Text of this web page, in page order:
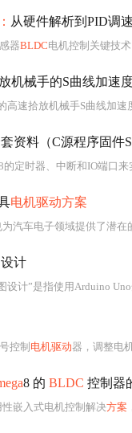
： 从硬件解析到PID调
器BLDC电机控制关键技术
机械手的S曲线加速
资料（C源程序固件
的定时器、中断和IO端口来
电机驱动方案
汽车电子领域提供了潜在
计
设计”是指使用Arduino
控制 电机驱动器，调整电机
8 的 BLDC 控制器
嵌入式电机控制解决方案